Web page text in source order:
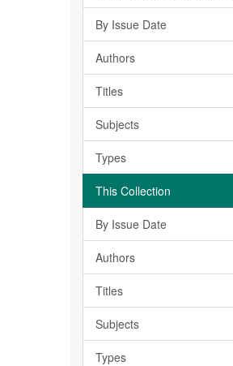
By Issue Date
Authors
Titles
Subjects
Types
This Collection
By Issue Date
Authors
Titles
Subjects
Types